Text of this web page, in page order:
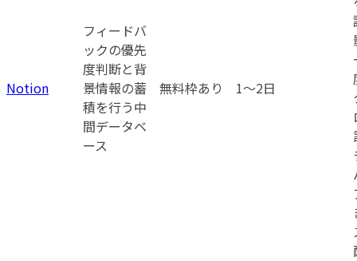
Notion
フィードバ
ックの優先
度判断と背
景情報の蓄
積を行う中
間データベ
ース
無料枠あり 1〜2日